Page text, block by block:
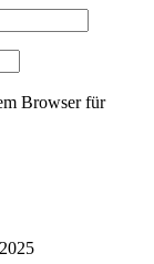
Browser für